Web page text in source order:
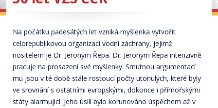
Na počátku padesátých let vzniká myšlenka vytvořit
celorepublikovou organizaci vodní záchrany, jejímž
nositelem je Dr. Jeronym Řepa. Dr. Jeronym Řepa intenzivně
pracuje na prosazení své myšlenky. Smutnou argumentací
mu jsou v té době stále rostoucí počty utonulých, které byly
ve srovnání s ostatními evropskými, dokonce i přímořskými
státy alarmující. Jeho úsilí bylo korunováno úspěchem až v